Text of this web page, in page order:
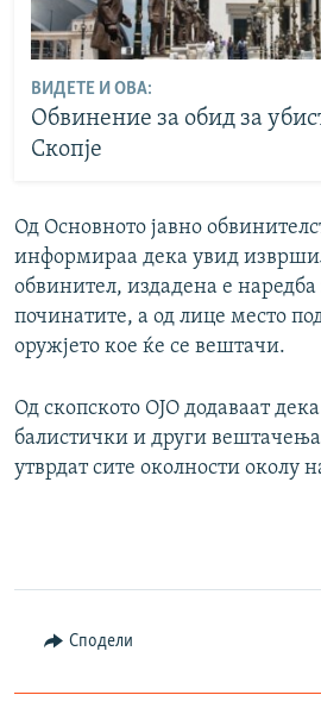
ВИДЕТЕ И ОВА:
Обвинение за обид за
Скопје
Од Основното јавно
информираа дека увид
обвинител, издадена е наредба
починатите, а од лице место
оружјето кое ќе се вештачи.
Од скопското ОЈО додаваат
балистички и други вештачења
утврдат сите околности околу
Сподели